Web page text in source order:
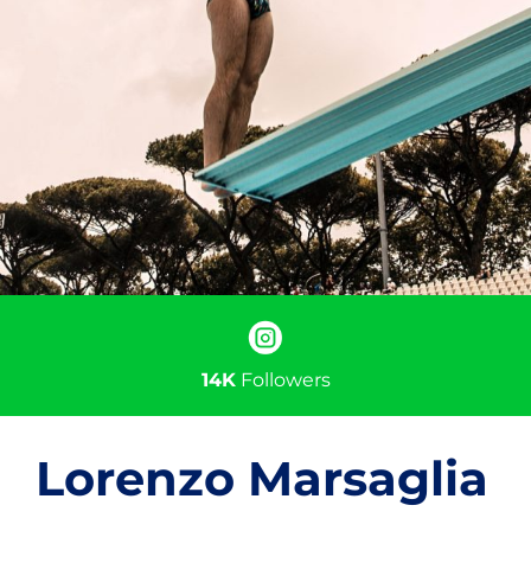
14KFollowers
Lorenzo Marsaglia